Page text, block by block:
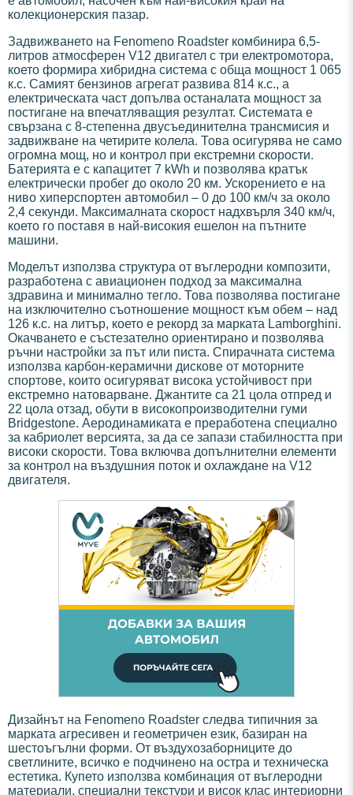
колекционерския пазар.
Задвижването на Fenomeno Roadster комбинира 6,5-
литров атмосферен V12 двигател с три електромотора,
което формира хибридна система с обща мощност 1 065
к.с. Самият бензинов агрегат развива 814 к.с., а
електрическата част допълва останалата мощност за
постигане на впечатляващия резултат. Системата е
свързана с 8-степенна двусъединителна трансмисия и
задвижване на четирите колела. Това осигурява не само
огромна мощ, но и контрол при екстремни скорости.
Батерията е с капацитет 7 kWh и позволява кратък
електрически пробег до около 20 км. Ускорението е на
ниво хиперспортен автомобил – 0 до 100 км/ч за около
2,4 секунди. Максималната скорост надхвърля 340 км/ч,
което го поставя в най-високия ешелон на пътните
машини.
Моделът използва структура от въглеродни композити,
разработена с авиационен подход за максимална
здравина и минимално тегло. Това позволява постигане
на изключително съотношение мощност към обем – над
126 к.с. на литър, което е рекорд за марката Lamborghini.
Окачването е състезателно ориентирано и позволява
ръчни настройки за път или писта. Спирачната система
използва карбон-керамични дискове от моторните
спортове, които осигуряват висока устойчивост при
екстремно натоварване. Джантите са 21 цола отпред и
22 цола отзад, обути в високопроизводителни гуми
Bridgestone. Аеродинамиката е преработена специално
за кабриолет версията, за да се запази стабилността при
високи скорости. Това включва допълнителни елементи
за контрол на въздушния поток и охлаждане на V12
двигателя.
Дизайнът на Fenomeno Roadster следва типичния за
марката агресивен и геометричен език, базиран на
шестоъгълни форми. От въздухозаборниците до
светлините, всичко е подчинено на остра и техническа
естетика. Купето използва комбинация от въглеродни
материали, специални текстури и висок клас интериорни